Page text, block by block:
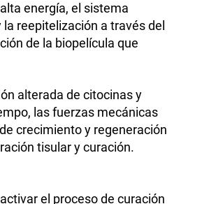
energía, el sistema
reepitelización a través del
de la biopelícula que
alterada de citocinas y
las fuerzas mecánicas
crecimiento y regeneración
tisular y curación.
el proceso de curación